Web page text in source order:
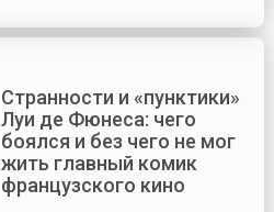
Странности и «пунктики»
Луи де Фюнеса: чего
боялся и без чего не мог
жить главный комик
французского кино